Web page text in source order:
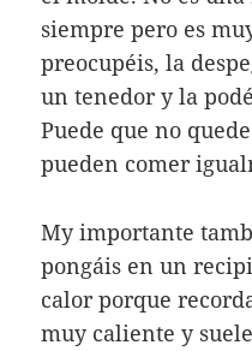
siempre pero es
preocupéis, la
un tenedor y la
Puede que no
pueden comer
My importante
pongáis en un
calor porque
muy caliente y